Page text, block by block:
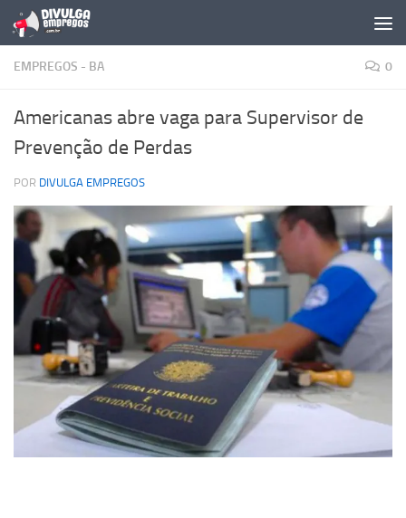
Skip to content
EMPREGOS - BA 0
Americanas abre vaga para Supervisor de
Prevenção de Perdas
POR DIVULGA EMPREGOS